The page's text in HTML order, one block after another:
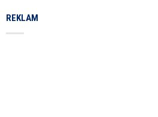
REKLAM